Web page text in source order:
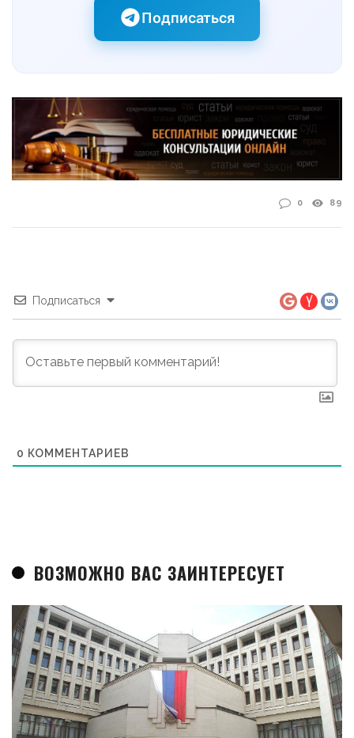
Подписаться
0 89
Подписаться
0 КОММЕНТАРИЕВ
ВОЗМОЖНО ВАС ЗАИНТЕРЕСУЕТ